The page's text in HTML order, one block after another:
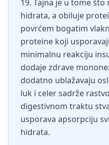
19. Tajna je u tome
hidrata, a obiluje
povrćem bogatim
proteine koji
minimalnu reakciju
dodaje zdrave
dodatno ublažavaju
luk i celer sadrže
digestivnom traktu
usporava apsorpciju
hidrata.